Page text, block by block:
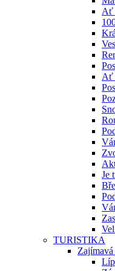
Ať
Ať
Je
TURISTIKA
Zajímavá